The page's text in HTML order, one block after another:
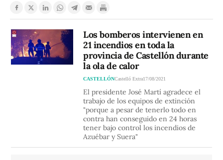
Los bomberos intervienen en
21 incendios en toda la
provincia de Castellón durante
la ola de calor
CASTELLÓNCastelló Extra17/08/2021
El presidente José Martí agradece el
trabajo de los equipos de extinción
"porque a pesar de tenerlo todo en
contra han conseguido en 24 horas
tener bajo control los incendios de
Azuébar y Suera"